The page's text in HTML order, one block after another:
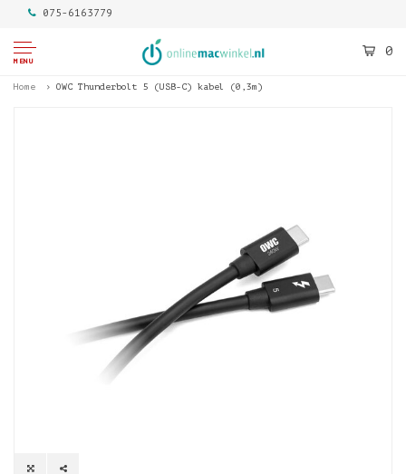
075-6163779
MENU
0
Home OWC Thunderbolt 5 (USB-C) kabel (0,3m)